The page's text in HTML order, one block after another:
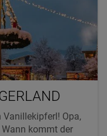
Vanillekipferl! Opa,
kommt der